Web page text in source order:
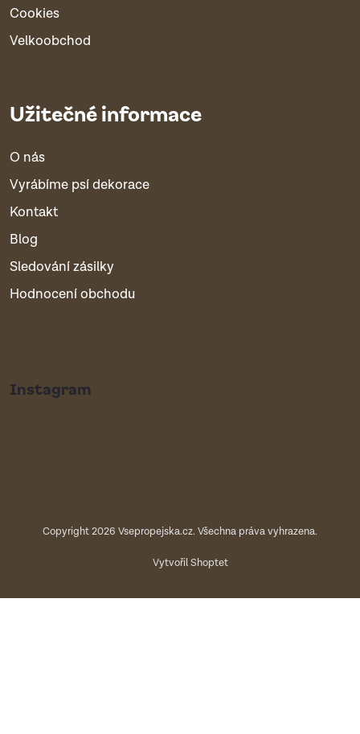
Cookies
Velkoobchod
Užitečné informace
O nás
Vyrábíme psí dekorace
Kontakt
Blog
Sledování zásilky
Hodnocení obchodu
Instagram
Vytvořil Shoptet
Copyright 2026 Vsepropejska.cz. Všechna práva vyhrazena.